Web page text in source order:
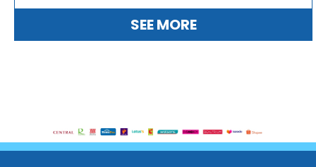
สวยสำหรับออกงาน แกนม้วนเคลือบ
Tourmaline ช่วยถนอมเส้นผมและให้ผลลัพธ์ที่
SEE MORE